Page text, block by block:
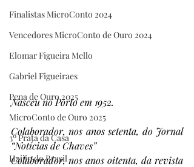
Finalistas MicroConto 2024
Vencedores MicroConto de Ouro 2024
Elomar Figueira Mello
Gabriel Figueiraes
Pena de Ouro 2025
MicroConto de Ouro 2025
3º Prata da Casa
Haijin do Brasil
Nasceu no Porto em 1952.
Colaborador, nos anos setenta, do Jornal
“Notícias de Chaves”
Colaborador, nos anos oitenta, da revista